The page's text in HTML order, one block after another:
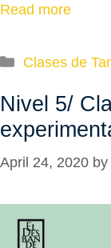
Read more
Categories
Clases de
Nivel 5/
April 24, 2020 by